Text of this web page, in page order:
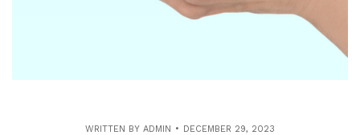
WRITTEN BY ADMIN DECEMBER 29, 2023